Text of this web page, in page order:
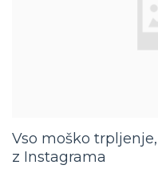
Vso moško
z Instagrama